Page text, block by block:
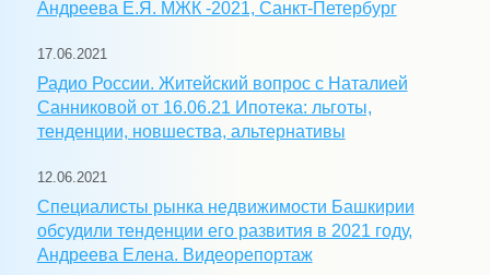
Андреева Е.Я. МЖК -2021, Санкт-Петербург
17.06.2021
Радио России. Житейский вопрос с Наталией
Санниковой от 16.06.21 Ипотека: льготы,
тенденции, новшества, альтернативы
12.06.2021
Специалисты рынка недвижимости Башкирии
обсудили тенденции его развития в 2021 году,
Андреева Елена. Видеорепортаж